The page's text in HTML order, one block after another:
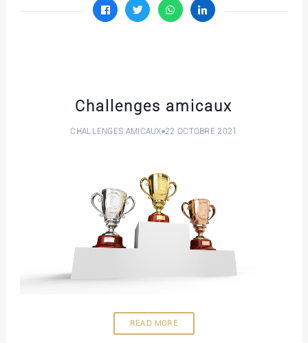
Challenges amicaux
CHALLENGES AMICAUX 22 OCTOBRE 2021
READ MORE